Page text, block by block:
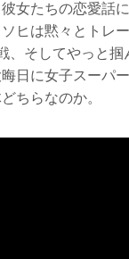
女たちの恋愛話
ヒは黙々とトレ
、そしてやっと掴
日に女子スーパ
ちらなのか。